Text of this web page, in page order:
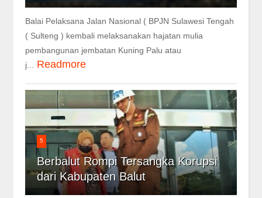
Balai Pelaksana Jalan Nasional ( BPJN Sulawesi Tengah
( Sulteng ) kembali melaksanakan hajatan mulia
pembangunan jembatan Kuning Palu atau
j... Readmore
5
Berbalut Rompi Tersangka Korupsi
dari Kabupaten Balut